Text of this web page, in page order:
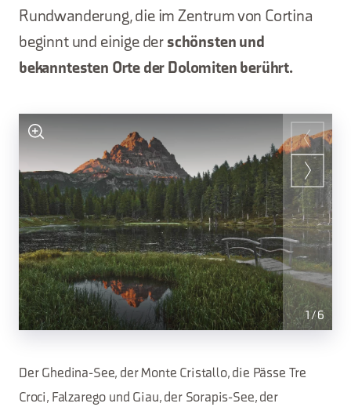
Rundwanderung, die im Zentrum von Cortina
beginnt und einige der schönsten und
bekanntesten Orte der Dolomiten berührt.
1/6
Der Ghedina-See, der Monte Cristallo, die Pässe Tre
Croci, Falzarego und Giau, der Sorapis-See, der